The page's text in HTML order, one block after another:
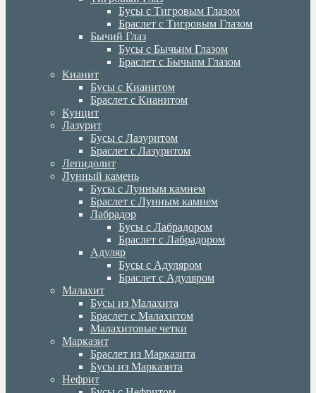
Бусы с Тигровым Глазом
Браслет с Тигровым Глазом
Бычий Глаз
Бусы с Бычьим Глазом
Браслет с Бычьим Глазом
Кианит
Бусы с Кианитом
Браслет с Кианитом
Кунцит
Лазурит
Бусы с Лазуритом
Браслет с Лазуритом
Лепидолит
Лунный камень
Бусы с Лунным камнем
Браслет с Лунным камнем
Лабрадор
Бусы с Лабрадором
Браслет с Лабрадором
Адуляр
Бусы с Адуляром
Браслет с Адуляром
Малахит
Бусы из Малахита
Браслет с Малахитом
Малахитовые четки
Марказит
Браслет из Марказита
Бусы из Марказита
Нефрит